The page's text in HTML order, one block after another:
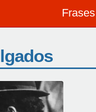
Frases